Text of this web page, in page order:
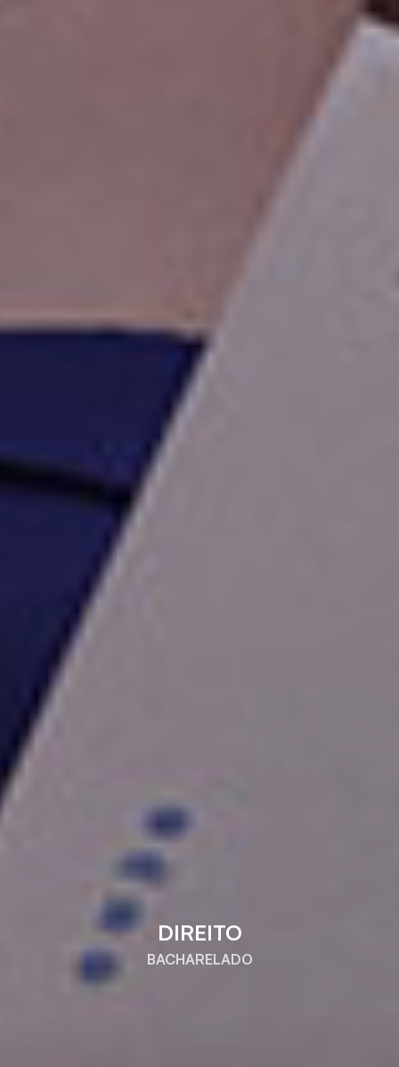
DIREITO
BACHARELADO